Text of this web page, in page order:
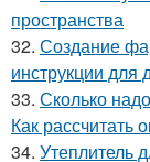
пространства
32. Создание
инструкции
33. Сколько
Как рассчитать
34. Утеплитель